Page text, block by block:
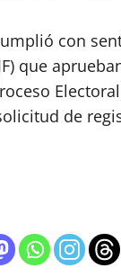
con
que
de